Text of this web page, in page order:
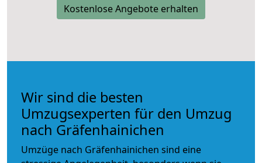
Kostenlose Angebote erhalten
Wir sind die besten
Umzugsexperten für den Umzug
nach Gräfenhainichen
Umzüge nach Gräfenhainichen sind eine